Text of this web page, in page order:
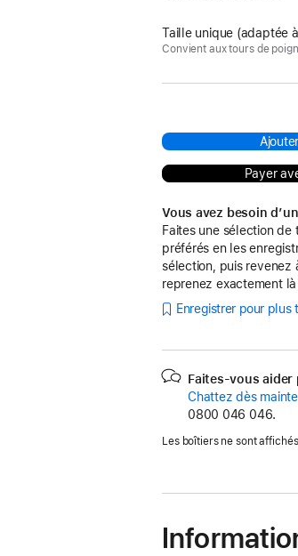
Taille unique (adaptée
Convient aux tours de
Payer
Vous avez besoin
Faites une sélection de
préférés en les
sélection, puis revenez
reprenez exactement
Enregistrer pour plus
Faites-vous aider
Chattez dès
0800 046 046.
Les boîtiers ne sont